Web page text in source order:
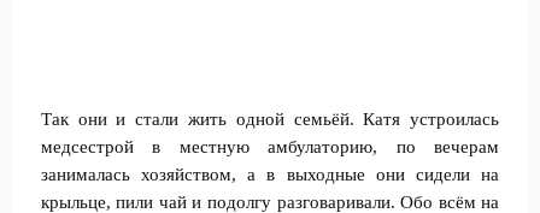
Так они и стали жить одной семьёй. Катя устроилась
медсестрой в местную амбулаторию, по вечерам
занималась хозяйством, а в выходные они сидели на
крыльце, пили чай и подолгу разговаривали. Обо всём на